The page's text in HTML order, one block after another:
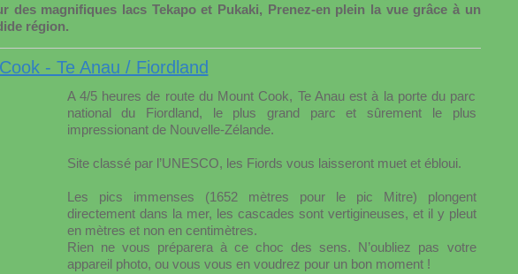
des magnifiques lacs Tekapo et Pukaki, Prenez-en plein la vue grâce à un
région.
- Te Anau / Fiordland
A 4/5 heures de route du Mount Cook, Te Anau est à la porte du parc
national du Fiordland, le plus grand parc et sûrement le plus
impressionant de Nouvelle-Zélande.
Site classé par l’UNESCO, les Fiords vous laisseront muet et ébloui.
Les pics immenses (1652 mètres pour le pic Mitre) plongent
directement dans la mer, les cascades sont vertigineuses, et il y pleut
en mètres et non en centimètres.
Rien ne vous préparera à ce choc des sens. N’oubliez pas votre
appareil photo, ou vous vous en voudrez pour un bon moment !